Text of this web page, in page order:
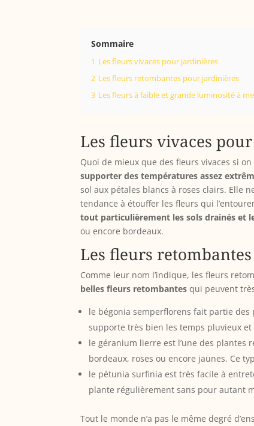
Sommaire
1 Les fleurs vivaces pour jardinières
2 Les fleurs retombantes pour jardinières
3 Les fleurs à faible et grande luminosité à
Les fleurs vivaces
Quoi de mieux que des fleurs vivaces si
supporter des températures assez
sol aux pétales blancs à roses clairs. Elle
tendance à étouffer les fleurs qui
tout particulièrement les sols drainés et
ou encore bordeaux.
Les fleurs
Comme leur nom l’indique, les fleurs
belles fleurs retombantesqui peuvent
le bégonia semperflorens fait partie
supporte très bien les temps pluvieux et
le géranium lierre est l’une des plantes
bordeaux, roses ou encore jaunes. Ce
le pétunia surfinia est très facile à
plante régulièrement sans pour autant
Tout le monde n’a pas le même degré